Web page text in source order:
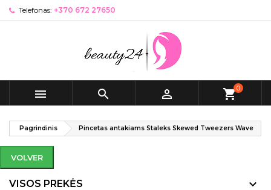
Telefonas: +370 672 27650
   shopping_cart0
Pagrindinis Pincetas antakiams Staleks Skewed Tweezers Wave
VOLVER
VISOS PREKĖS